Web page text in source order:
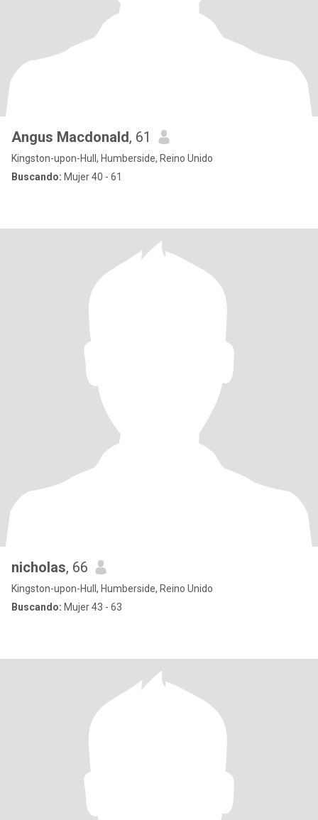
Angus Macdonald, 61
Kingston-upon-Hull, Humberside, Reino Unido
Buscando: Mujer 40 - 61
nicholas, 66
Kingston-upon-Hull, Humberside, Reino Unido
Buscando: Mujer 43 - 63